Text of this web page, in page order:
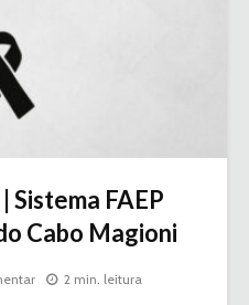
Sistema FAEP
Cabo Magioni
2 min. leitura